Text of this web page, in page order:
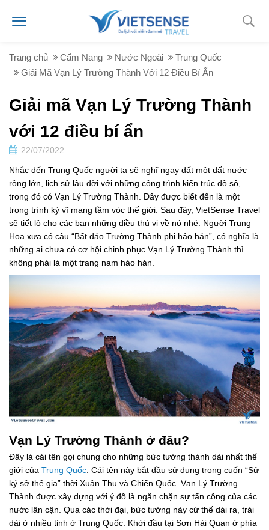
Trang chủ Cẩm Nang Nước Ngoài
Trung Quốc
Giải Mã Vạn Lý Trường Thành Với 12 Điều Bí Ẩn
Giải mã Vạn Lý Trường Thành
với 12 điều bí ẩn
22/07/2022
Nhắc đến Trung Quốc người ta sẽ nghĩ ngay đất một đất nước
rộng lớn, lịch sử lâu đời với những công trình kiến trúc đồ sộ,
trong đó có Vạn Lý Trường Thành. Đây được biết đến là một
trong trình kỳ vĩ mang tầm vóc thế giới. Sau đây, VietSense Travel
sẽ tiết lộ cho các bạn những điều thú vị về nó nhé. Người Trung
Hoa xưa có câu “Bất đáo Trường Thành phi hảo hán”, có nghĩa là
những ai chưa có cơ hội chinh phục Vạn Lý Trường Thành thì
không phải là một trang nam hảo hán.
Vạn Lý Trường Thành ở đâu?
Đây là cái tên gọi chung cho những bức tường thành dài nhất thế
giới của Trung Quốc . Cái tên này bắt đầu sử dụng trong cuốn “Sử
ký sở thế gia” thời Xuân Thu và Chiến Quốc. Vạn Lý Trường
Thành được xây dựng với ý đồ là ngăn chặn sự tấn công của các
nước lân cận. Qua các thời đại, bức tường này cứ thế dài ra, trải
dài ở nhiều tỉnh ở Trung Quốc. Khởi đầu tại Sơn Hải Quan ở phía